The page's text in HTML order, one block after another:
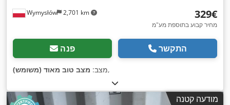
Wymysłów 2,701 km ‏329 ‏€
מחיר קבוע בתוספת מע"מ
פנה התקשר
מצב: מצב טוב מאוד (משומש) ,
מודעה קטנה